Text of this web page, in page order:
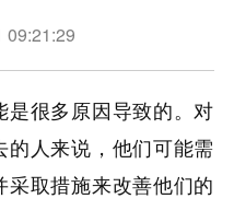
09:21:29
很多原因导致的。对
人来说，他们可能需
取措施来改善他们的